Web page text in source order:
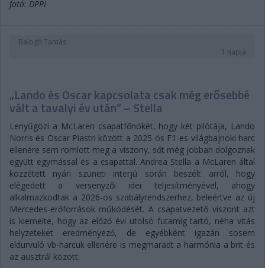
fotó: DPPI
Balogh Tamás
1 napja
„Lando és Oscar kapcsolata csak még erősebbé
vált a tavalyi év után” – Stella
Lenyűgözi a McLaren csapatfőnökét, hogy két pilótája, Lando
Norris és Oscar Piastri között a 2025-ös F1-es világbajnoki harc
ellenére sem romlott meg a viszony, sőt még jobban dolgoznak
együtt egymással és a csapattal. Andrea Stella a McLaren által
közzétett nyári szüneti interjú során beszélt arról, hogy
elégedett a versenyzői idei teljesítményével, ahogy
alkalmazkodtak a 2026-os szabályrendszerhez, beleértve az új
Mercedes-erőforrások működését. A csapatvezető viszont azt
is kiemelte, hogy az előző évi utolsó futamig tartó, néha vitás
helyzeteket eredményező, de egyébként igazán sosem
eldurvuló vb-harcuk ellenére is megmaradt a harmónia a brit és
az ausztrál között: